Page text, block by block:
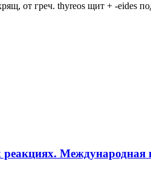
от греч. thyreos щит + -eides
Международная